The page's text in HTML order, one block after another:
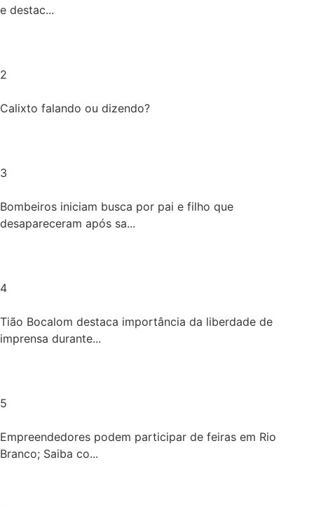
e destac...
2
Calixto falando ou dizendo?
3
Bombeiros iniciam busca por pai e filho que
desapareceram após sa...
4
Tião Bocalom destaca importância da liberdade de
imprensa durante...
5
Empreendedores podem participar de feiras em Rio
Branco; Saiba co...